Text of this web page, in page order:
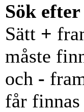
Sök
Sätt +
måste
och -
får